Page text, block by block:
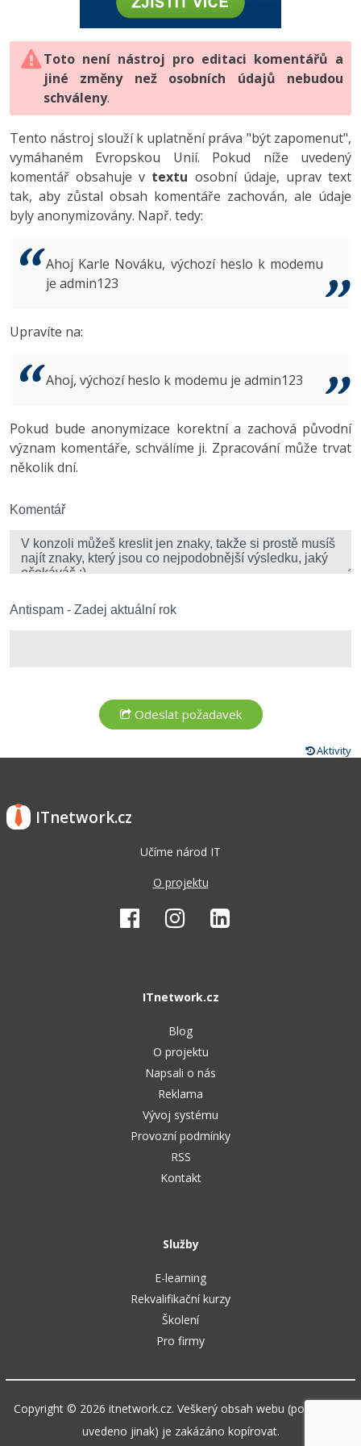
HTML5, CSS3, Bootstrap, SEO
SQL a databáze
Testování a verzování
UML a návrhové vzory
React
Spring
ASP.NET MVC
Best practices
PHP
JavaScript
Python
HTML / CSS
UML a návrhové vzory
MySQL/MariaDB
MS-SQL
Vývojář mobilních aplikací
C# Game developer
Tester
Systémový administrátor
3D grafik
Copywriter
WordPress specialista
-80%
JavaScript -80%
PHP -80%
Swift -80%
Kotlin -80%
VB.NET
Algoritmy -41%
Umělá inteligence (AI) -10%
Fórum
Digitální gramotnost
Marketing
WordPress
SEO
UX
Business
Copywriting
Windows
Kybernetická bezpečnost
Photoshop -80%
Adobe Illustrator -80%
Adobe Lightroom
Adobe XD
Adobe InDesign -25%
Adobe After Effects
Inkscape
Fórum
Toto není nástroj pro editaci komentářů a
jiné změny než osobních údajů nebudou
schváleny.
Tento nástroj slouží k uplatnění práva "být zapomenut",
vymáhaném Evropskou Unií. Pokud níže uvedený
komentář obsahuje v textu osobní údaje, uprav text
tak, aby zůstal obsah komentáře zachován, ale údaje
byly anonymizovány. Např. tedy:
Ahoj Karle Nováku, výchozí heslo k modemu
je admin123
Upravíte na:
Ahoj, výchozí heslo k modemu je admin123
Pokud bude anonymizace korektní a zachová původní
význam komentáře, schválíme ji. Zpracování může trvat
několik dní.
Komentář
Antispam - Zadej aktuální rok
Aktivity
ITnetwork.cz
Učíme národ IT
O projektu
ITnetwork.cz
Blog
O projektu
Napsali o nás
Reklama
Vývoj systému
Provozní podmínky
RSS
Kontakt
Služby
E-learning
Rekvalifikační kurzy
Školení
Pro firmy
Copyright © 2026 itnetwork.cz. Veškerý obsah webu (pokud není
uvedeno jinak) je zakázáno kopírovat.